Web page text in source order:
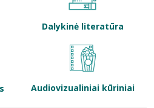
Dalykinė literatūra
Audiovizualiniai kūriniai